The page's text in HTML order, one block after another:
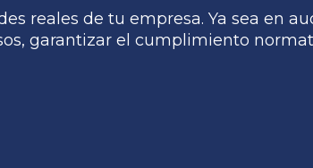
reales de tu empresa. Ya sea en
garantizar el cumplimiento